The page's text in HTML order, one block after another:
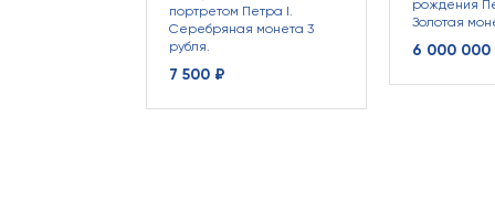
портретом Петра I.
Серебряная монета 3
рубля.
7 500 ₽
рождения
Золотая
6 000 000